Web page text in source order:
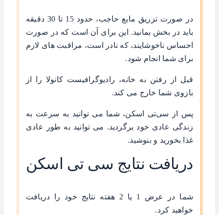
در صورت تزریق مایع حاجب، حدود 15 تا 30 دقیقه
باید در بخش بمانید. این برای آن است که در صورت
احساس ناخوشایند، که نادر است، مراقبت های لازم
برای شما انجام شود.
قبل از رفتن به خانه، رادیوگرافیست کانولا را از
بازوی شما خارج می کند.
پس از سی‌تی اسکن، شما می توانید به سرعت به
زندگی عادی خود برگردید. می توانید به طور عادی
غذا بخورید و بنوشید.
دریافت نتایج سی تی اسکن
شما در عرض 1 یا 2 هفته نتایج خود را دریافت
خواهید کرد.